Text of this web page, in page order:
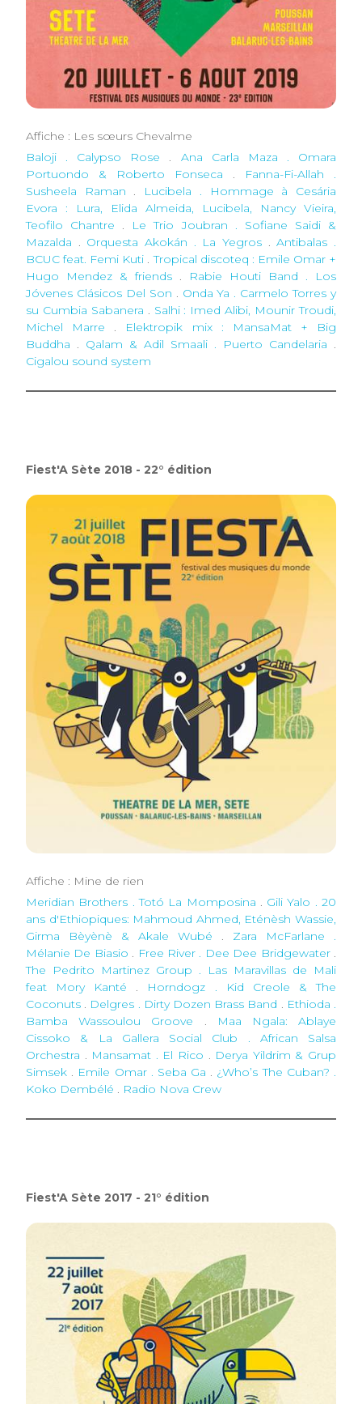
Affiche : Les sœurs Chevalme
Baloji . Calypso Rose . Ana Carla Maza . Omara
Portuondo & Roberto Fonseca .
Fanna-Fi-Allah .
Susheela Raman .
Lucibela . Hommage à Cesária
Evora : Lura, Elida Almeida, Lucibela, Nancy Vieira,
Teofilo Chantre . Le Trio Joubran . Sofiane Saidi &
Mazalda . Orquesta Akokán . La Yegros .Antibalas .
BCUC feat. Femi Kuti .Tropical discoteq : Emile Omar +
Hugo Mendez & friends .
Rabie Houti Band . Los
Jóvenes Clásicos Del Son . Onda Ya . Carmelo Torres y
su Cumbia Sabanera . Salhi : Imed Alibi, Mounir Troudi,
Michel Marre . Elektropik mix : MansaMat + Big
Buddha . Qalam & Adil Smaali . Puerto Candelaria .
Cigalou sound system
Fiest'A Sète 2018 - 22° édition
Affiche : Mine de rien
Meridian Brothers . Totó La Momposina . Gili Yalo . 20
ans d'Ethiopiques: Mahmoud Ahmed, Eténèsh Wassie,
Girma Bèyènè & Akale Wubé . Zara McFarlane .
Mélanie De Biasio . Free River . Dee Dee Bridgewater.
The Pedrito Martinez Group . Las Maravillas de Mali
feat Mory Kanté . Horndogz . Kid Creole & The
Coconuts . Delgres . Dirty Dozen Brass Band . Ethioda .
Bamba Wassoulou Groove .
Maa Ngala: Ablaye
Cissoko & La Gallera Social Club . African Salsa
Orchestra . Mansamat . El Rico . Derya Yildrim & Grup
Simsek . Emile Omar . Seba Ga . ¿Who’s The Cuban? .
Koko Dembélé . Radio Nova Crew
Fiest'A Sète 2017 - 21° édition